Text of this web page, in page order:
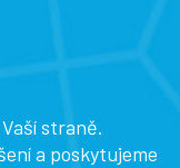
straně.
a poskytujeme